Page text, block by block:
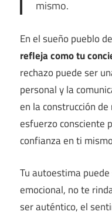
mismo.
En el sueño pueblo
refleja como tu
rechazo puede ser
personal y la
en la construcción
esfuerzo consciente
confianza en ti
Tu autoestima
emocional, no te
ser auténtico, el